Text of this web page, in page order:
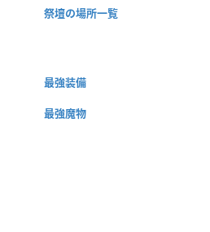
祭壇の場所一覧
最強装備
最強魔物